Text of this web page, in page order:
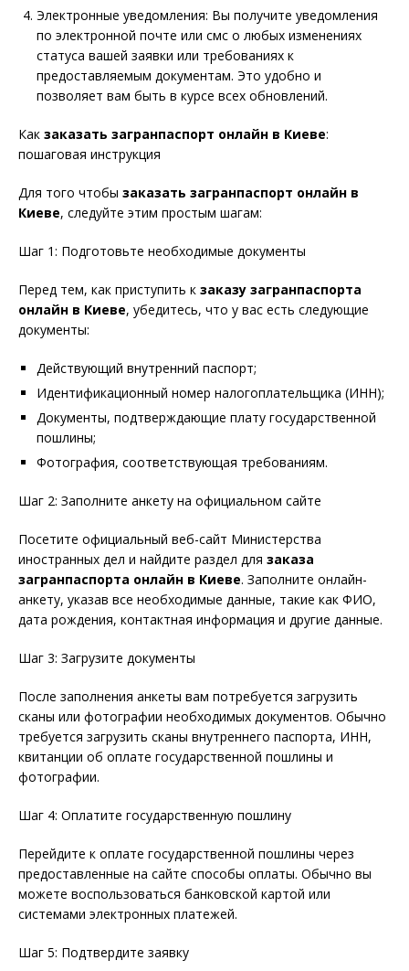
Электронные уведомления: Вы получите уведомления
по электронной почте или смс о любых изменениях
статуса вашей заявки или требованиях к
предоставляемым документам. Это удобно и
позволяет вам быть в курсе всех обновлений.
Как заказать загранпаспорт онлайн в Киеве:
пошаговая инструкция
Для того чтобы заказать загранпаспорт онлайн в
Киеве, следуйте этим простым шагам:
Шаг 1: Подготовьте необходимые документы
Перед тем, как приступить к заказу загранпаспорта
онлайн в Киеве, убедитесь, что у вас есть следующие
документы:
Действующий внутренний паспорт;
Идентификационный номер налогоплательщика (ИНН);
Документы, подтверждающие плату государственной
пошлины;
Фотография, соответствующая требованиям.
Шаг 2: Заполните анкету на официальном сайте
Посетите официальный веб-сайт Министерства
иностранных дел и найдите раздел для заказа
загранпаспорта онлайн в Киеве. Заполните онлайн-
анкету, указав все необходимые данные, такие как ФИО,
дата рождения, контактная информация и другие данные.
Шаг 3: Загрузите документы
После заполнения анкеты вам потребуется загрузить
сканы или фотографии необходимых документов. Обычно
требуется загрузить сканы внутреннего паспорта, ИНН,
квитанции об оплате государственной пошлины и
фотографии.
Шаг 4: Оплатите государственную пошлину
Перейдите к оплате государственной пошлины через
предоставленные на сайте способы оплаты. Обычно вы
можете воспользоваться банковской картой или
системами электронных платежей.
Шаг 5: Подтвердите заявку